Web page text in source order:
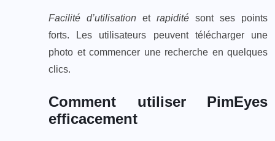
Facilité d’utilisation et rapidité sont ses points
forts. Les utilisateurs peuvent télécharger une
photo et commencer une recherche en quelques
clics.
Comment utiliser PimEyes
efficacement